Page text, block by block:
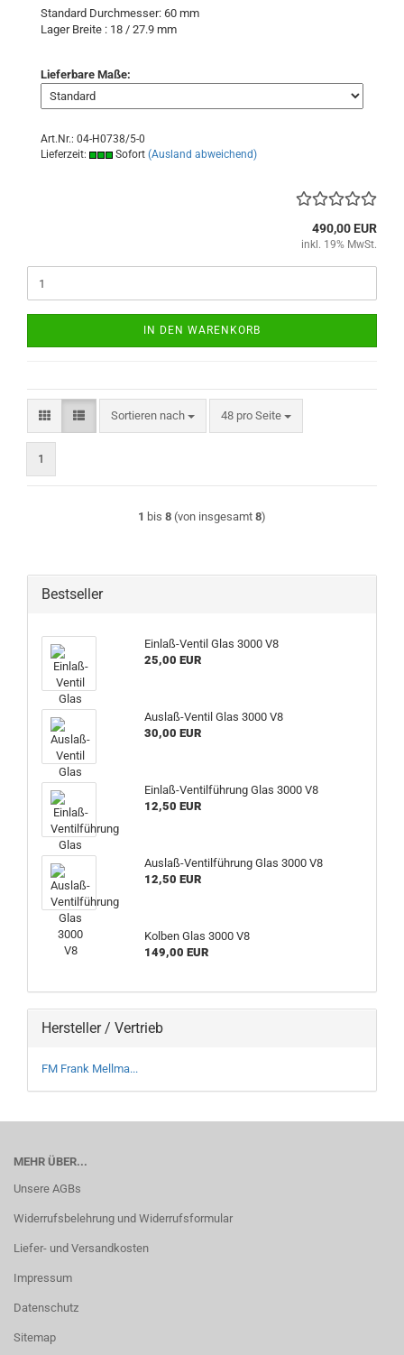
Standard Durchmesser: 60 mm
Lager Breite : 18 / 27.9 mm
Lieferbare Maße:
Art.Nr.: 04-H0738/5-0
Lieferzeit:
Sofort (Ausland abweichend)
490,00 EUR
inkl. 19% MwSt.
IN DEN WARENKORB
Sortieren nach
Sortieren nach 48 pro Seite
pro Seite
1
1 bis 8 (von insgesamt 8)
Bestseller
Einlaß-Ventil Glas 3000 V8
25,00 EUR
Auslaß-Ventil Glas 3000 V8
30,00 EUR
Einlaß-Ventilführung Glas 3000 V8
12,50 EUR
Auslaß-Ventilführung Glas 3000 V8
12,50 EUR
Kolben Glas 3000 V8
149,00 EUR
Hersteller / Vertrieb
FM Frank Mellma...
MEHR ÜBER...
Unsere AGBs
Widerrufsbelehrung und Widerrufsformular
Liefer- und Versandkosten
Impressum
Datenschutz
Sitemap